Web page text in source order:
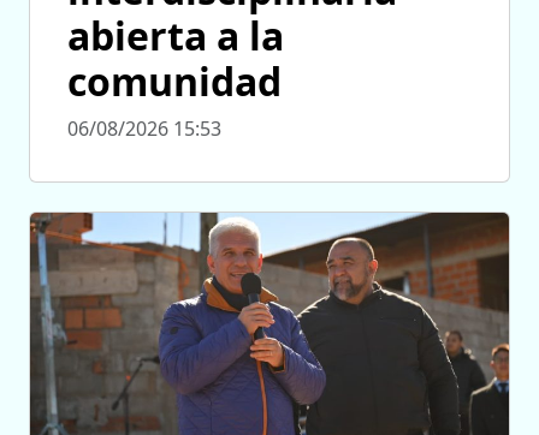
abierta a la
comunidad
06/08/2026 15:53